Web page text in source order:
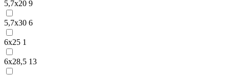
5,7х20 9
5,7х30 6
6х25 1
6х28,5 13